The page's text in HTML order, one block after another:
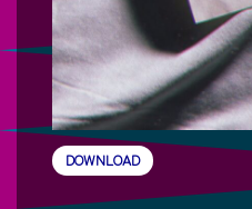
DOWNLOAD